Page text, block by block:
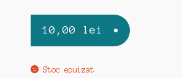
10,00 lei
Stoc epuizat